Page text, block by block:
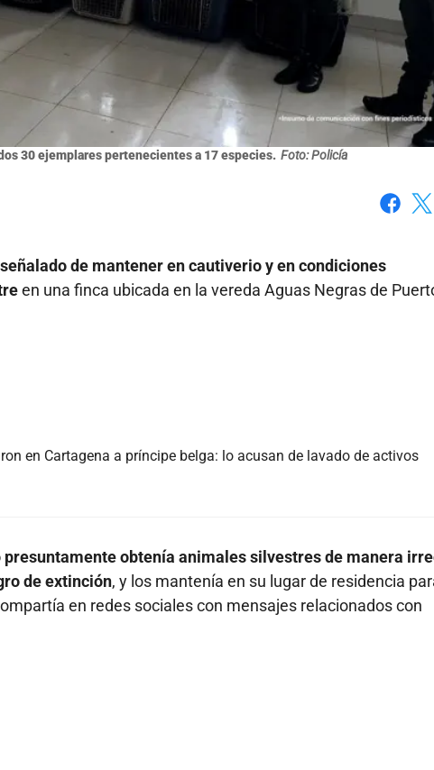
30 ejemplares pertenecientes a 17 especies. Foto: Policía
de mantener en cautiverio y en condiciones
en una finca ubicada en la vereda Aguas Negras de
en Cartagena a príncipe belga: lo acusan de lavado de activos
obtenía animales silvestres de manera
de extinción, y los mantenía en su lugar de residencia
en redes sociales con mensajes relacionados con